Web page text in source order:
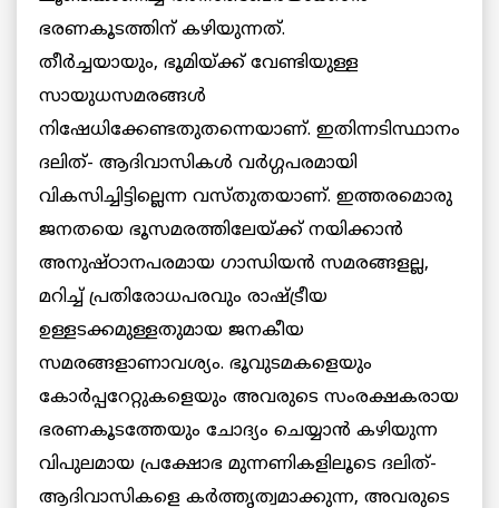
ഭരണകൂടത്തിന് കഴിയുന്നത്.
തീര്‍ച്ചയായും, ഭൂമിയ്ക്ക് വേണ്ടിയുള്ള
സായുധസമരങ്ങള്‍
നിഷേധിക്കേണ്ടതുതന്നെയാണ്. ഇതിന്നടിസ്ഥാനം
ദലിത്- ആദിവാസികള്‍ വര്‍ഗ്ഗപരമായി
വികസിച്ചിട്ടില്ലെന്ന വസ്തുതയാണ്. ഇത്തരമൊരു
ജനതയെ ഭൂസമരത്തിലേയ്ക്ക് നയിക്കാന്‍
അനുഷ്ഠാനപരമായ ഗാന്ധിയന്‍ സമരങ്ങളല്ല,
മറിച്ച് പ്രതിരോധപരവും രാഷ്ട്രീയ
ഉള്ളടക്കമുള്ളതുമായ ജനകീയ
സമരങ്ങളാണാവശ്യം. ഭൂവുടമകളെയും
കോര്‍പ്പറേറ്റുകളെയും അവരുടെ സംരക്ഷകരായ
ഭരണകൂടത്തേയും ചോദ്യം ചെയ്യാന്‍ കഴിയുന്ന
വിപുലമായ പ്രക്ഷോഭ മുന്നണികളിലൂടെ ദലിത്-
ആദിവാസികളെ കര്‍ത്തൃത്വമാക്കുന്ന, അവരുടെ